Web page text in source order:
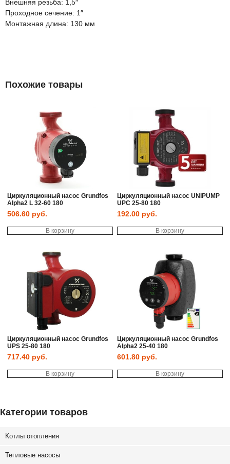
Внешняя резьба: 1,5″
Проходное сечение: 1″
Монтажная длина: 130 мм
Похожие товары
Циркуляционный насос Grundfos
Alpha2 L 32-60 180
506.60 руб.
В корзину
Циркуляционный насос UNIPUMP
UPC 25-80 180
192.00 руб.
В корзину
Циркуляционный насос Grundfos
UPS 25-80 180
717.40 руб.
В корзину
Циркуляционный насос Grundfos
Alpha2 25-40 180
601.80 руб.
В корзину
Категории товаров
Котлы отопления
Тепловые насосы